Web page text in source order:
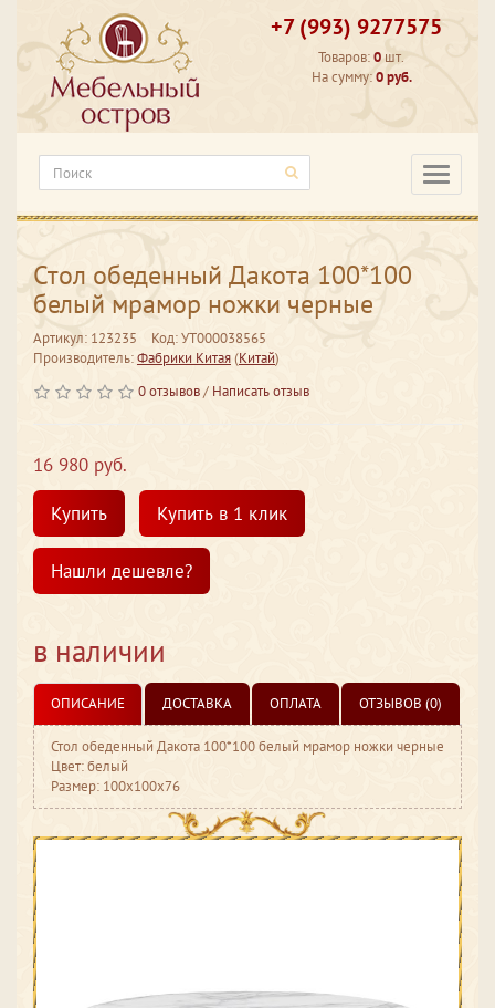
+7 (993) 9277575
Товаров:0 шт.
На сумму:0 руб.
Стол обеденный Дакота 100*100
белый мрамор ножки черные
Артикул: 123235
Код: УТ000038565
Производитель:Фабрики Китая(Китай)
0 отзывов/ Написать отзыв
16 980 руб.
Купить
Купить в 1 клик
Нашли дешевле?
в наличии
ОПИСАНИЕ ДОСТАВКА ОПЛАТА ОТЗЫВОВ (0)
Стол обеденный Дакота 100*100 белый мрамор ножки черные
Цвет: белый
Размер: 100x100x76